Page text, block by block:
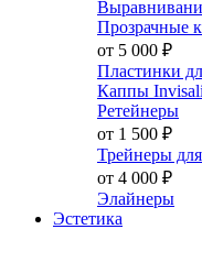
Прозрачные
от 5 000 ₽
Пластинки
Каппы
Ретейнеры
от 1 500 ₽
Трейнеры
от 4 000 ₽
Элайнеры
Эстетика